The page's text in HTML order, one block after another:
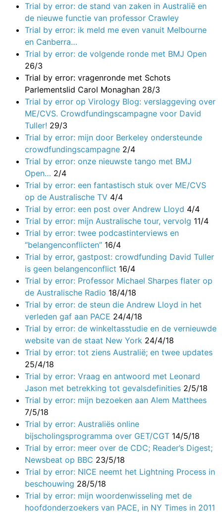
Trial by error: de stand van zaken in Australië en
de nieuwe functie van professor Crawley
Trial by error: ik meld me even vanuit Melbourne
en Canberra…
Trial by error: de volgende ronde met BMJ Open
26/3
Trial by error: vragenronde met Schots
Parlementslid Carol Monaghan 28/3
Trial by error op Virology Blog: verslaggeving over
ME/CVS. Crowdfundingscampagne voor David
Tuller! 29/3
Trial by error: mijn door Berkeley ondersteunde
crowdfundingscampagne 2/4
Trial by error: onze nieuwste tango met BMJ
Open… 2/4
Trial by error: een fantastisch stuk over ME/CVS
op de Australische TV 4/4
Trial by error: een post over Andrew Lloyd 4/4
Trial by error: mijn Australische tour, vervolg 11/4
Trial by error: twee podcastinterviews en
“belangenconflicten” 16/4
Trial by error, gastpost: crowdfunding David Tuller
is geen belangenconflict 16/4
Trial by error: Professor Michael Sharpes flater op
de Australische Radio 18/4/18
Trial by error: de steun die Andrew Lloyd in het
verleden gaf aan PACE 24/4/18
Trial by error: de winkeltasstudie en de vernieuwde
website van de staat New York 24/4/18
Trial by error: tot ziens Australië; en twee updates
25/4/18
Trial by error: Vraag en antwoord met Leonard
Jason met betrekking tot gevalsdefinities 2/5/18
Trial by error: mijn bezoeken aan Alem Matthees
7/5/18
Trial by error: Australiës online
bijscholingsprogramma over GET/CGT 14/5/18
Trial by error: meer over de CDC; Reader’s Digest;
Newsbeat op BBC 23/5/18
Trial by error: NICE neemt het Lightning Process in
beschouwing 28/5/18
Trial by error: mijn woordenwisseling met de
hoofdonderzoekers van PACE, in NY Times in 2011